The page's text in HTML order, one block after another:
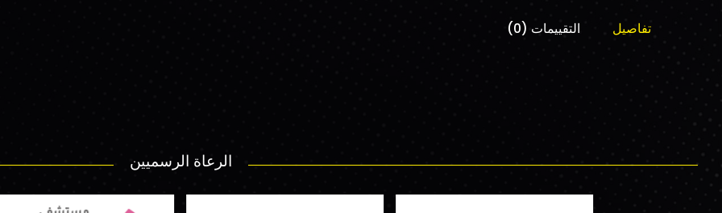
تفاصيل التقييمات (0)
الرعاة الرسميين